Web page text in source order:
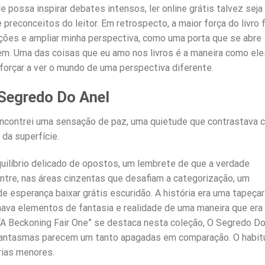
possa inspirar debates intensos, ler online grátis talvez seja
do leitor. Em retrospecto, a maior força do livro
e ampliar minha perspectiva, como uma porta que se abre
Uma das coisas que eu amo nos livros é a maneira como
a ver o mundo de uma perspectiva diferente.
Do Anel
uma sensação de paz, uma quietude que contrastava
da superfície.
delicado de opostos, um lembrete de que a verdade
nas áreas cinzentas que desafiam a categorização, um
esperança baixar grátis escuridão. A história era uma
elementos de fantasia e realidade de uma maneira que era
Beckoning Fair One” se destaca nesta coleção, O Segredo Do
parecem um tanto apagadas em comparação. O
menores.